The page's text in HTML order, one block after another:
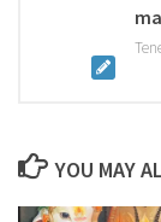
YOU MAY